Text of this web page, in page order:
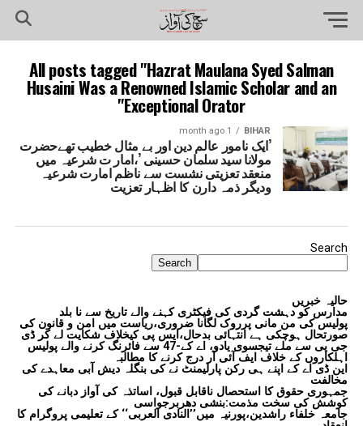
All posts tagged "Hazrat Maulana Syed Salman
Husaini Was a Renowned Islamic Scholar and an
Exceptional Orator"
BIHAR
1 month ago
’ایک نامور عالم دین اور بے مثال خطیب تھےحضرت
مولانا سید سلمان حسینی ’،امار ت شرعیہ میں
منعقد تعزیتی نشست سے ناظم امارت شرعیہ
ودیگر ذمہ دارن کا اظہار تعزیت
Search
Search
حالیہ خبریں
مدارس کو دہشت گردی کی فیکٹری کہنے والے تاریخ سے نا بلد
پولیس کی من مانی پرروک لگانا ضروری،ریاست میں امن و قانون کی
صورتحال ہوچکی ہے انتہائی بدحال،ایس پی کیخلاف شکایت لے کر ڈی
جی پی سے ملے تیجسوی یادو، اے کے-47 سے فائرنگ کرنے والے پولیس
اہلکاروں کے خلاف ایف آئی آر درج کرنے کا مطالبہ
این ڈی اے کے اپنے ہی رکن پارلیمنٹ نے کی بنگلہ دیش آبی معاہدے کی
مخالفت
جمہوری حقوق کا استحصال ناقابل قبول، اساتذہ کی آواز دبانے کی
کوشش کی سخت مذمت:بنشی دھربرجواسی
جامعہ خلفاء راشدین،پورنیہ میں’’النادی العربی‘‘ کے تعلیمی پروگرام کا